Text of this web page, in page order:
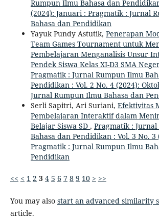
Rumpun Ilmu Bahasa dan
(2024): Januari : Pragmatik : Jurnal
Bahasa dan Pendidikan
Yayuk Pundy Astutik, Penerapan
Team Games Tournament untuk
Pembelajaran Menganalisis Unsur
Pendek Siswa Kelas XI-D3 SMA
Pragmatik : Jurnal Rumpun Ilmu
Pendidikan : Vol. 2 No. 4 (2024):
Jurnal Rumpun Ilmu Bahasa dan
Serli Sapitri, Ari Suriani, Efektivitas
Pembelajaran Interaktif dalam
Belajar Siswa SD , Pragmatik :
Bahasa dan Pendidikan : Vol. 3 No. 3
Pragmatik : Jurnal Rumpun Ilmu
Pendidikan
<< < 1 2 3 4 5 6 7 8 9 10 > >>
You may also start an advanced similarity
article.